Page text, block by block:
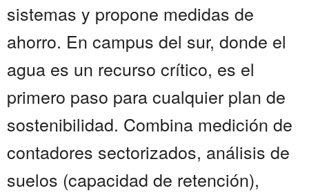
sistemas y propone medidas de
ahorro. En campus del sur, donde el
agua es un recurso crítico, es el
primero paso para cualquier plan de
sostenibilidad. Combina medición de
contadores sectorizados, análisis de
suelos (capacidad de retención),